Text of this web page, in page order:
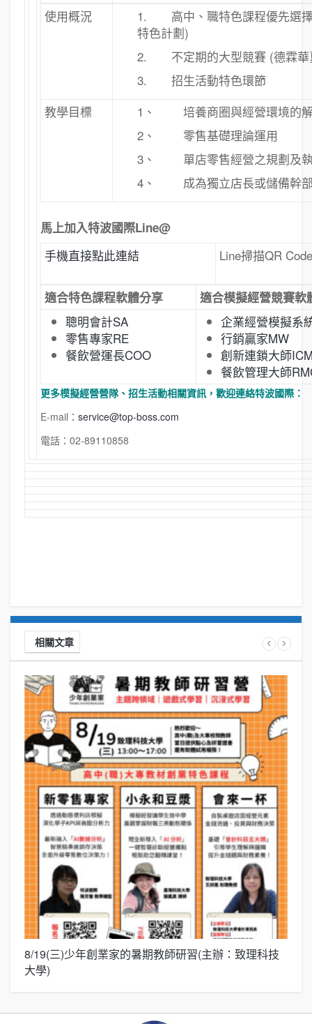
使用概況
1. 高中、職特色課程優先選擇
特色計劃)
2. 不定期的大型競賽 (德霖華
3. 招生活動特色環節
教學目標
1、 培養商圈與經營環境的
2、 零售基礎理論運用
3、 單店零售經營之規劃及
4、 成為獨立店長或儲備幹部
馬上加入特波國際Line@
手機直接點此連結 Line掃描QR Code
適合特色課程軟體分享 適合模擬經營競賽軟
聰明會計SA
零售專家RE
餐飲營運長COO
企業經營模擬系
行銷贏家MW
創新連鎖大師
餐飲管理大師
更多模擬經營營隊、招生活動相關資訊，歡迎連絡特波國際：
E-mail： service@top-boss.com
電話：02-89110858
相關文章
8/19(三)少年創業家的暑期教師研習(主辦：致理科技
大學)